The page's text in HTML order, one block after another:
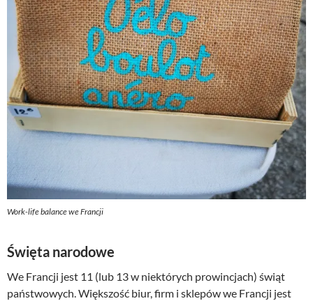
Work-life balance we Francji
Święta narodowe
We Francji jest 11 (lub 13 w niektórych prowincjach) świąt
państwowych. Większość biur, firm i sklepów we Francji jest